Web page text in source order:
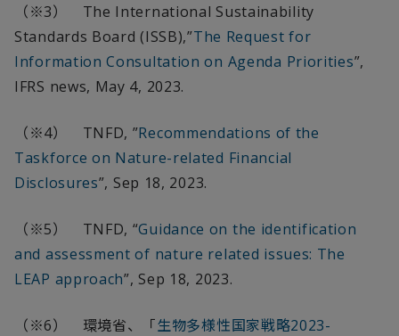
（※3） The International Sustainability
Standards Board (ISSB),”The Request for
Information Consultation on Agenda Priorities”,
IFRS news, May 4, 2023.
（※4） TNFD, ”Recommendations of the
Taskforce on Nature-related Financial
Disclosures”, Sep 18, 2023.
（※5） TNFD, “Guidance on the identification
and assessment of nature related issues: The
LEAP approach”, Sep 18, 2023.
（※6） 環境省、「生物多様性国家戦略2023-